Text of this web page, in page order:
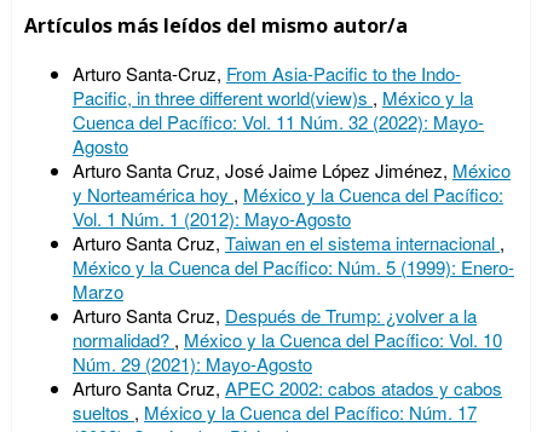
Artículos más leídos del mismo autor/a
Arturo Santa-Cruz, From Asia-Pacific to the Indo-
Pacific, in three different world(view)s , México y la
Cuenca del Pacífico: Vol. 11 Núm. 32 (2022): Mayo-
Agosto
Arturo Santa Cruz, José Jaime López Jiménez, México
y Norteamérica hoy , México y la Cuenca del Pacífico:
Vol. 1 Núm. 1 (2012): Mayo-Agosto
Arturo Santa Cruz, Taiwan en el sistema internacional ,
México y la Cuenca del Pacífico: Núm. 5 (1999): Enero-
Marzo
Arturo Santa Cruz, Después de Trump: ¿volver a la
normalidad? , México y la Cuenca del Pacífico: Vol. 10
Núm. 29 (2021): Mayo-Agosto
Arturo Santa Cruz, APEC 2002: cabos atados y cabos
sueltos , México y la Cuenca del Pacífico: Núm. 17